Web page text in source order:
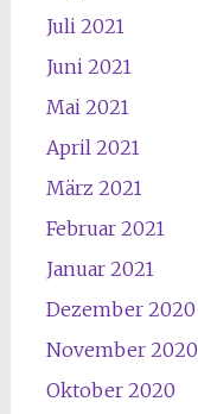
Juli 2021
Juni 2021
Mai 2021
April 2021
März 2021
Februar 2021
Januar 2021
Dezember 2020
November 2020
Oktober 2020